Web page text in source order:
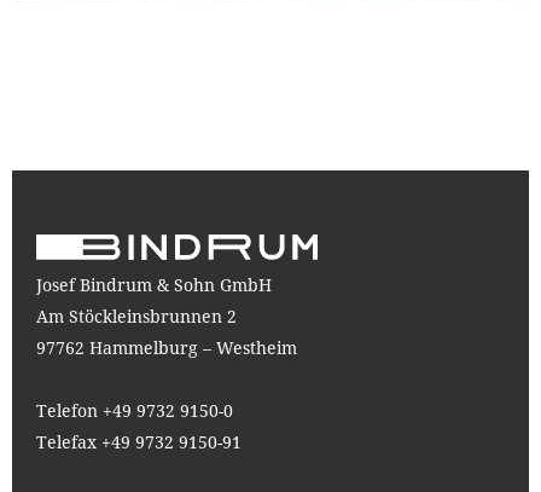
Josef Bindrum & Sohn GmbH
Am Stöckleinsbrunnen 2
97762 Hammelburg – Westheim
Telefon +49 9732 9150-0
Telefax +49 9732 9150-91